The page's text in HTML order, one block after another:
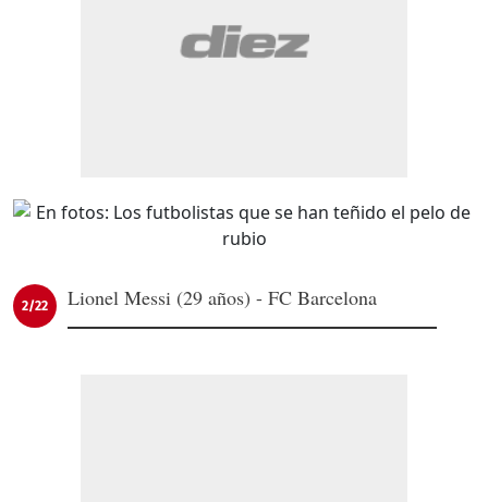
2/22 Lionel Messi (29 años) - FC Barcelona